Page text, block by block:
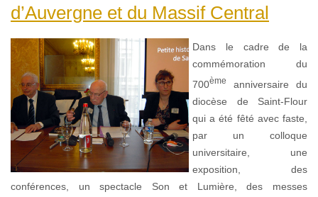
d’Auvergne et du Massif Central
Dans le cadre de la
commémoration du
700ème
anniversaire du
diocèse de Saint-Flour
qui a été fêté avec faste,
par un colloque
universitaire, une
exposition, des
conférences, un spectacle Son et Lumière, des messes